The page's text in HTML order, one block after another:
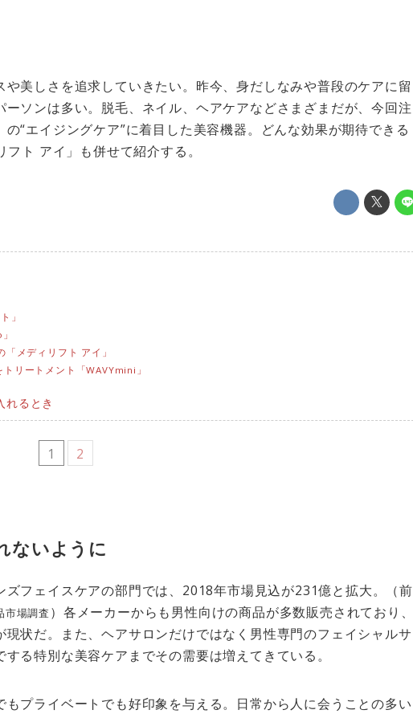
美しさを追求していきたい。昨今、身だしなみや普段のケアに留
ソンは多い。脱毛、ネイル、ヘアケアなどさまざまだが、今回注
“エイジングケア”に着目した美容機器。どんな効果が期待できる
ト アイ」も併せて紹介する。
」
メディリフト アイ」
リートメント「WAVYmini」
るとき
1 2
ないように
フェイスケアの部門では、2018年市場見込が231億と拡大。（前
市場調査 ）各メーカーからも男性向けの商品が多数販売されており、
状だ。また、ヘアサロンだけではなく男性専門のフェイシャルサ
る特別な美容ケアまでその需要は増えてきている。
プライベートでも好印象を与える。日常から人に会うことの多い